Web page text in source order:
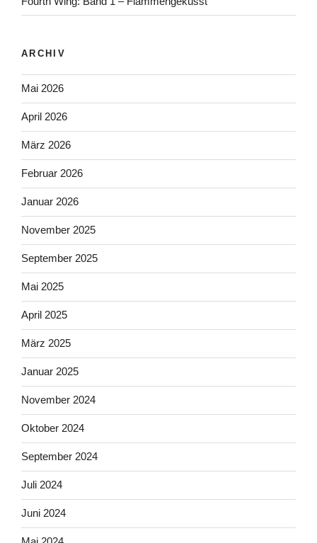
ARCHIV
Mai 2026
April 2026
März 2026
Februar 2026
Januar 2026
November 2025
September 2025
Mai 2025
April 2025
März 2025
Januar 2025
November 2024
Oktober 2024
September 2024
Juli 2024
Juni 2024